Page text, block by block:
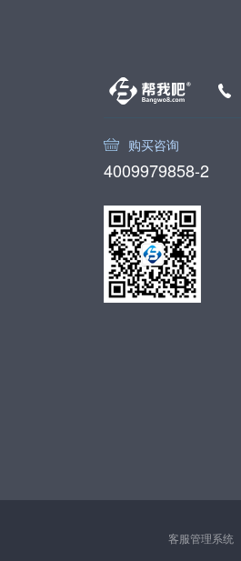
购买咨询
4009979858-2
客服管理系统